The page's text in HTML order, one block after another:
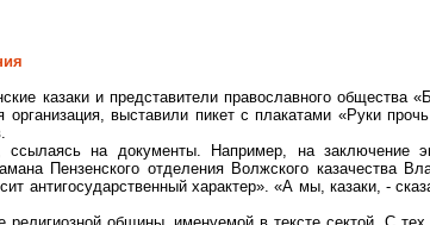
казаки и представители православного общества
организация, выставили пикет с плакатами «Руки
ссылаясь на документы. Например, на заключение
Пензенского отделения Волжского казачества
антигосударственный характер». «А мы, казаки, -